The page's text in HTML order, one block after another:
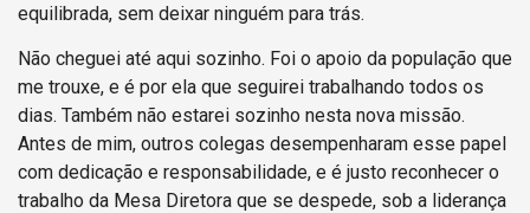
equilibrada, sem deixar ninguém para trás.
Não cheguei até aqui sozinho. Foi o apoio da população que
me trouxe, e é por ela que seguirei trabalhando todos os
dias. Também não estarei sozinho nesta nova missão.
Antes de mim, outros colegas desempenharam esse papel
com dedicação e responsabilidade, e é justo reconhecer o
trabalho da Mesa Diretora que se despede, sob a liderança